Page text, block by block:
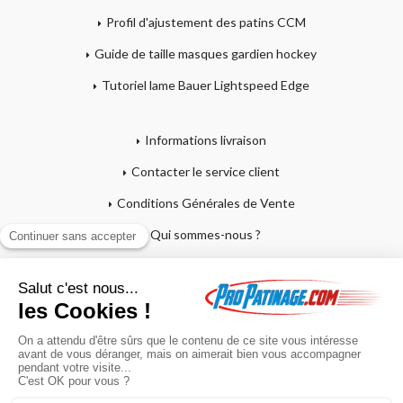
Profil d'ajustement des patins CCM
Guide de taille masques gardien hockey
Tutoriel lame Bauer Lightspeed Edge
Informations livraison
Contacter le service client
Conditions Générales de Vente
Qui sommes-nous ?
Mon compte
Mon panier